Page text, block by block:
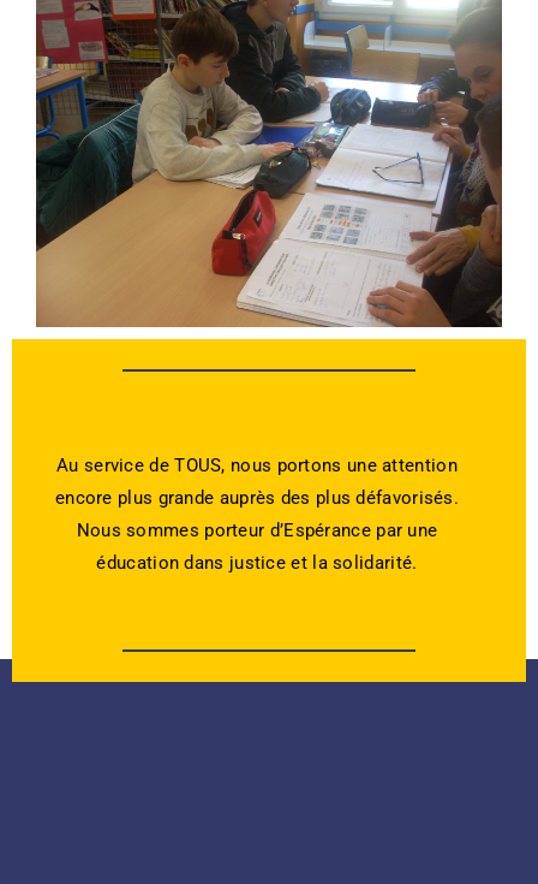
Au service de TOUS, nous portons une attention
encore plus grande auprès des plus défavorisés.
Nous sommes porteur d’Espérance par une
éducation dans justice et la solidarité.